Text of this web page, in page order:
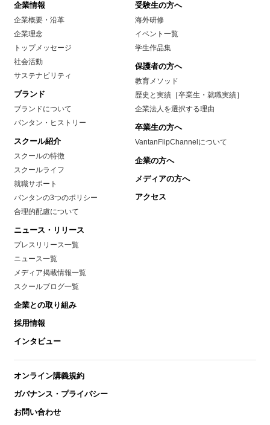
企業情報
企業概要・沿革
企業理念
トップメッセージ
社会活動
サステナビリティ
ブランド
ブランドについて
バンタン・ヒストリー
スクール紹介
スクールの特徴
スクールライフ
就職サポート
バンタンの3つのポリシー
合理的配慮について
ニュース・リリース
プレスリリース一覧
ニュース一覧
メディア掲載情報一覧
スクールブログ一覧
企業との取り組み
採用情報
インタビュー
受験生の方へ
海外研修
イベント一覧
学生作品集
保護者の方へ
教育メソッド
歴史と実績［卒業生・就職実績］
企業法人を選択する理由
卒業生の方へ
VantanFlipChannelについて
企業の方へ
メディアの方へ
アクセス
オンライン講義規約
ガバナンス・プライバシー
お問い合わせ